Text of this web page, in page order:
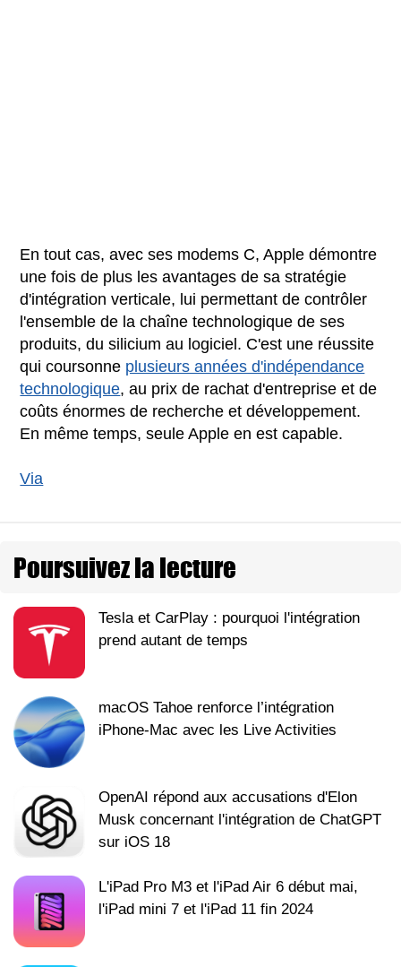
En tout cas, avec ses modems C, Apple démontre
une fois de plus les avantages de sa stratégie
d'intégration verticale, lui permettant de contrôler
l'ensemble de la chaîne technologique de ses
produits, du silicium au logiciel. C'est une réussite
qui coursonne plusieurs années d'indépendance
technologique, au prix de rachat d'entreprise et de
coûts énormes de recherche et développement.
En même temps, seule Apple en est capable.
Via
Poursuivez la lecture
Tesla et CarPlay : pourquoi l'intégration
prend autant de temps
macOS Tahoe renforce l’intégration
iPhone-Mac avec les Live Activities
OpenAI répond aux accusations d'Elon
Musk concernant l'intégration de ChatGPT
sur iOS 18
L'iPad Pro M3 et l'iPad Air 6 début mai,
l'iPad mini 7 et l'iPad 11 fin 2024